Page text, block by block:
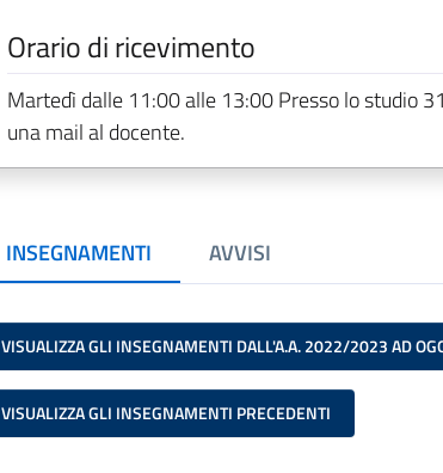
Orario di ricevimento
Martedì dalle 11:00 alle 13:00 Presso lo studio
una mail al docente.
INSEGNAMENTI AVVISI
VISUALIZZA GLI INSEGNAMENTI DALL'A.A. 2022/2023 AD
VISUALIZZA GLI INSEGNAMENTI PRECEDENTI